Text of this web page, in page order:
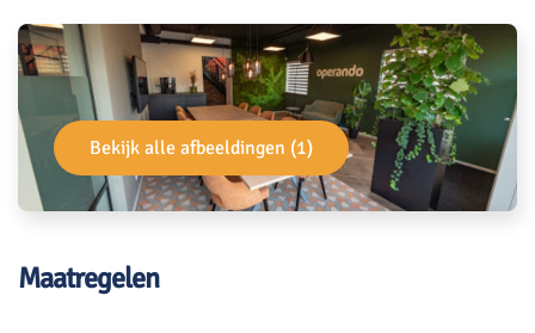
Bekijk alle afbeeldingen (1)
Maatregelen